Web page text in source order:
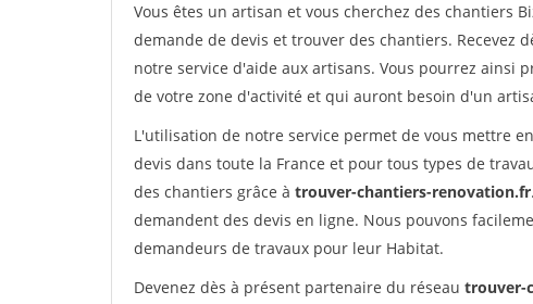
Vous êtes un artisan et vous cherchez des chantiers
demande de devis et trouver des chantiers. Recevez
notre service d'aide aux artisans. Vous pourrez ainsi
de votre zone d'activité et qui auront besoin d'un
L'utilisation de notre service permet de vous mettre
devis dans toute la France et pour tous types de
des chantiers grâce à trouver-chantiers-renovation.fr
demandent des devis en ligne. Nous pouvons
demandeurs de travaux pour leur Habitat.
Devenez dès à présent partenaire du réseau trouver-